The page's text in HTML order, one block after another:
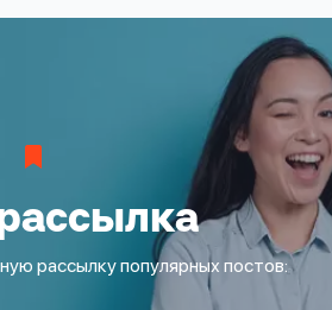
рассылку популярных постов: